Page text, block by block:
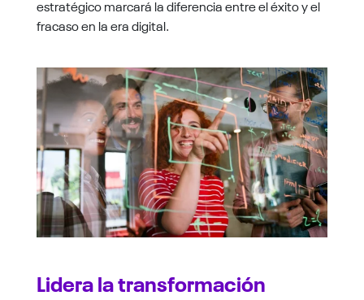
estratégico marcará la diferencia entre el éxito y el
fracaso en la era digital.
Lidera la transformación